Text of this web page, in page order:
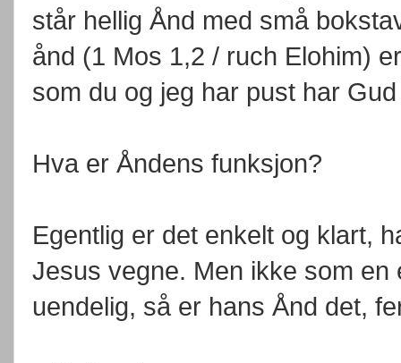
står hellig Ånd med små
ånd (1 Mos 1,2 / ruch Elohim)
som du og jeg har pust har
Hva er Åndens funksjon?
Egentlig er det enkelt og klart,
Jesus vegne. Men ikke som
uendelig, så er hans Ånd det,